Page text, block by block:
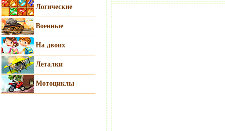
Логические
Военные
На двоих
Леталки
Мотоциклы